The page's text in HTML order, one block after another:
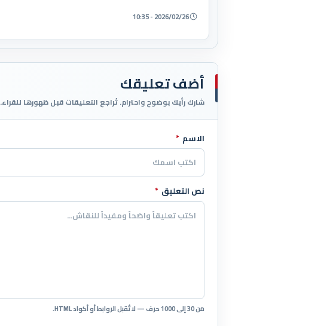
2026/02/26 - 10:35
أضف تعليقك
شارك رأيك بوضوح واحترام. تُراجع التعليقات قبل ظهورها للقراء.
اترك هذا الحقل فارغاً
الاسم *
نص التعليق *
من 30 إلى 1000 حرف — لا تُقبل الروابط أو أكواد HTML.